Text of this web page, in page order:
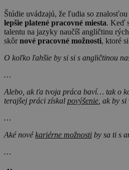
Štúdie uvádzajú, že ľudia so
lepšie platené pracovné miesta. Keď
talentu na jazyky naučíš angličtinu
skôrnové pracovné možnosti, ktoré
O koľko ľahšie by si si s angličtinou
…
Alebo, ak ťa tvoja práca baví… tak o
terajšej práci získal povýšenie , ak by
…
Aké novékariérne možnosti by sa ti s
…